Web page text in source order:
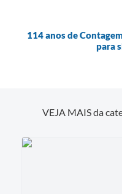
114 anos de
para
VEJA MAIS da